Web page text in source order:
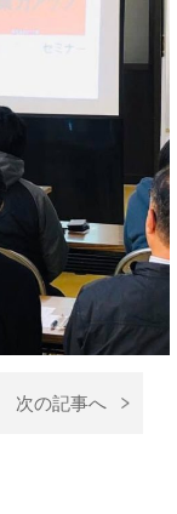
次の記事へ